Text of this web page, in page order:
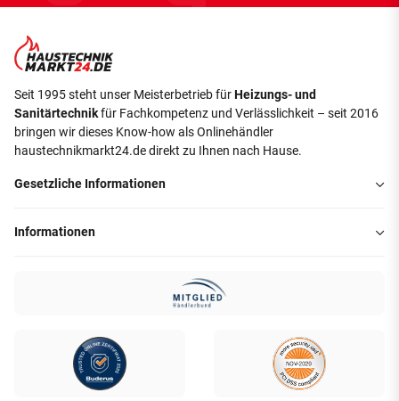
Seit 1995 steht unser Meisterbetrieb fürHeizungs- und
Sanitärtechnikfür Fachkompetenz und Verlässlichkeit – seit 2016
bringen wir dieses Know-how als Onlinehändler
haustechnikmarkt24.de direkt zu Ihnen nach Hause.
Gesetzliche Informationen
Informationen